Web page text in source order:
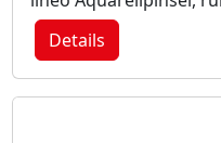
Details